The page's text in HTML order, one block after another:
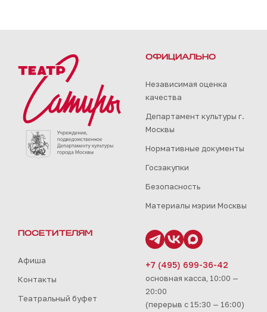
ОФИЦИАЛЬНО
Независимая оценка
качества
Департамент культуры г.
Москвы
Нормативные документы
Госзакупки
Безопасность
Материалы мэрии Москвы
ПОСЕТИТЕЛЯМ
Афиша
Контакты
Театральный буфет
+7 (495) 699-36-42
основная касса, 10:00 —
20:00
(перерыв с 15:30 — 16:00)